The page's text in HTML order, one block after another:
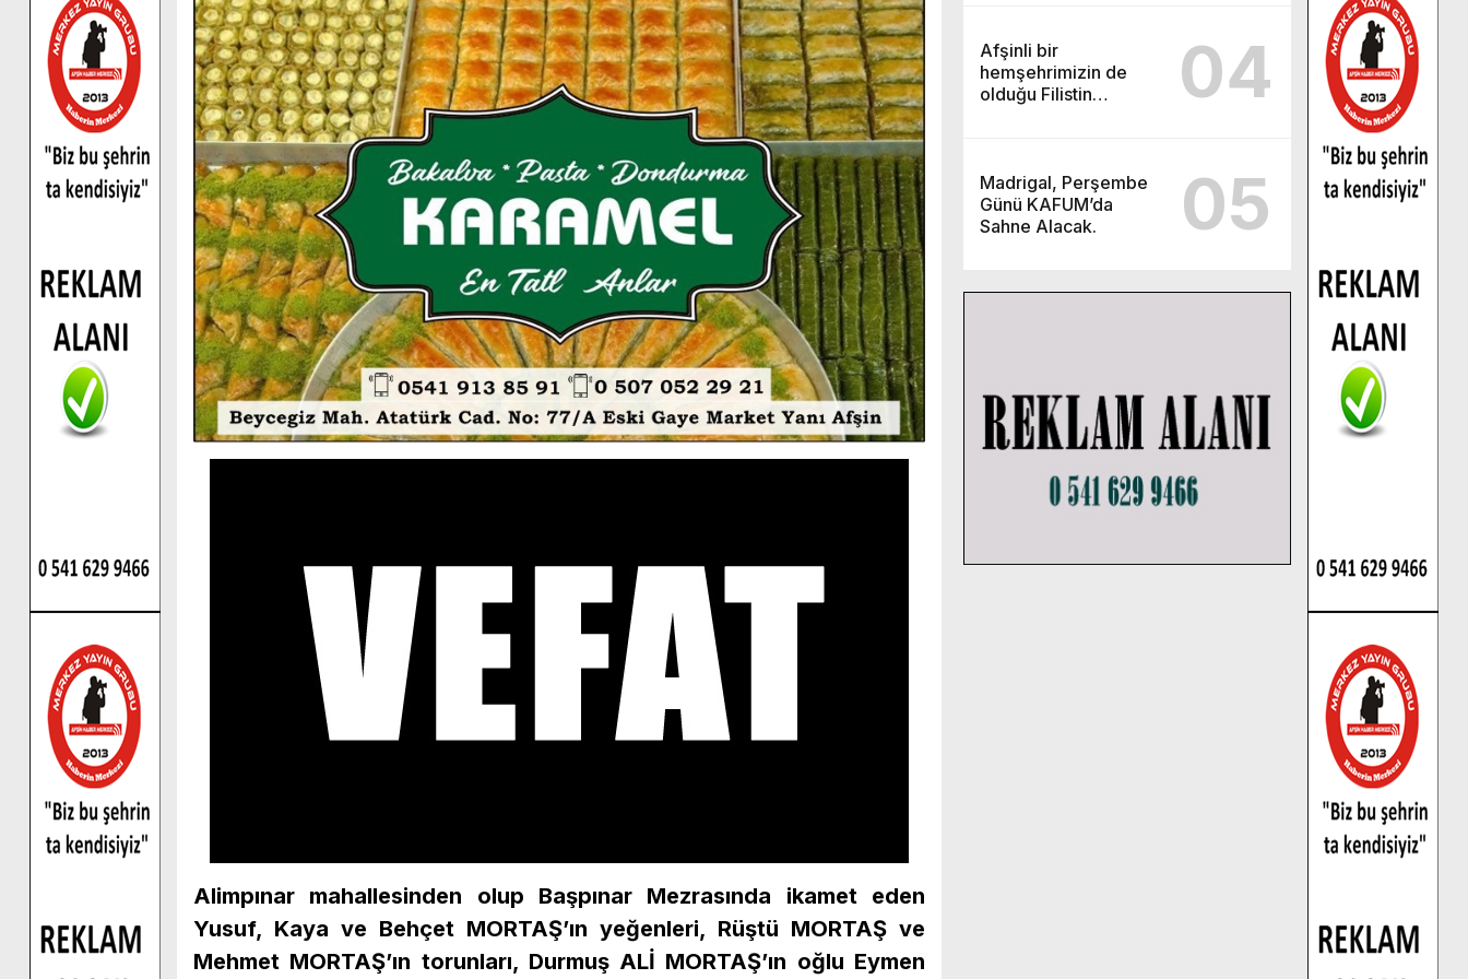
Afşinli bir
hemşehrimizin de
olduğu Filistin
04
Madrigal, Perşembe
Günü KAFUM’da
Sahne Alacak.
05
Alimpınar mahallesinden olup Başpınar Mezrasında ikamet eden
Yusuf, Kaya ve Behçet MORTAŞ’ın yeğenleri, Rüştü MORTAŞ ve
Mehmet MORTAŞ’ın torunları, Durmuş ALİ MORTAŞ’ın oğlu Eymen